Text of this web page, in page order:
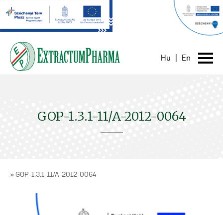
Hu En
GOP-1.3.1-11/A-2012-0064
» GOP-1.3.1-11/A-2012-0064